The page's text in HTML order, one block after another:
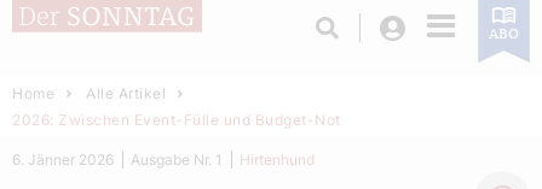
Login ABO
Home
Alle Artikel
2026: Zwischen Event-Fülle und Budget-Not
6. Jänner 2026 Ausgabe Nr. 1 Hirtenhund